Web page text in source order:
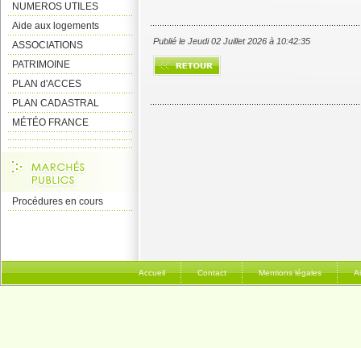
NUMEROS UTILES
Aide aux logements
ASSOCIATIONS
PATRIMOINE
PLAN d'ACCES
PLAN CADASTRAL
MÉTÉO FRANCE
Procédures en cours
Publié le Jeudi 02 Juillet 2026 à 10:42:35
Accueil Contact Mentions légales